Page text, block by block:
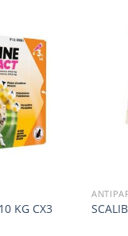
KG CX3